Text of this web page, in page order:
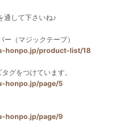
通して下さいね♪
（マジックテープ）
honpo.jp/product-list/18
グをつけています。
honpo.jp/page/5
honpo.jp/page/9